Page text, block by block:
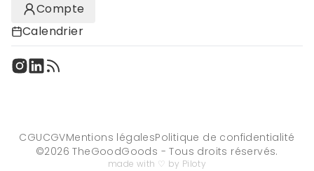
Compte
Calendrier
CGUCGVMentions légalesPolitique de confidentialité
©2026 TheGoodGoods - Tous droits réservés.
made with ♡ by Piloty